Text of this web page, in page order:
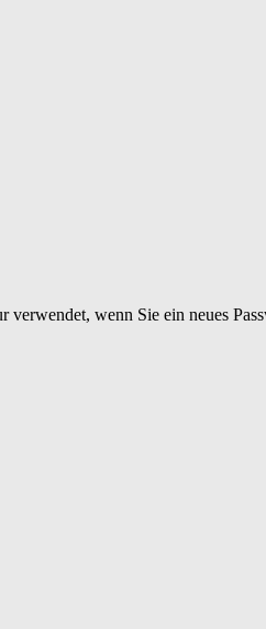
wenn Sie ein neues